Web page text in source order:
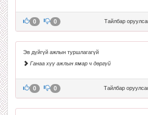
Тайлбар
0 0
Эв дүйгүй ажлын туршлагагүй
Ганаа хүү ажлын ямар ч дөргүй
Тайлбар
0 0